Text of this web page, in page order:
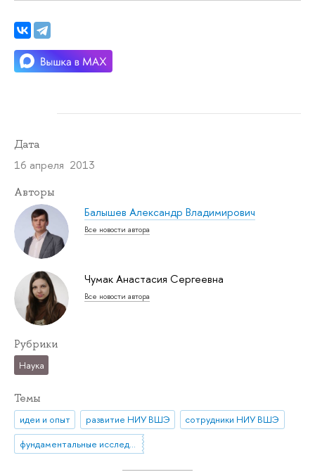
Дата
16 апреля 2013
Авторы
Балышев Александр Владимирович
Все новости автора
Чумак Анастасия Сергеевна
Все новости автора
Рубрики
Наука
Темы
идеи и опыт развитие НИУ ВШЭ
сотрудники НИУ ВШЭ
фундаментальные исследования